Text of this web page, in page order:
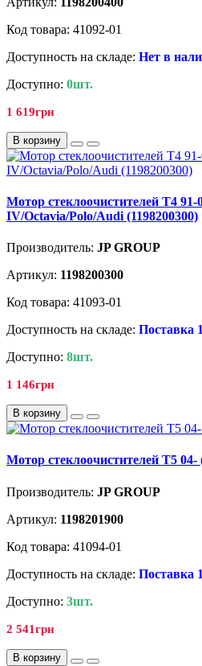
Код товара: 41092-01
Доступность на складе: Нет в
Доступно: 0шт.
1 619грн
В корзину
Мотор стеклоочистителей T4 91-
IV/Octavia/Polo/Audi (1198200300)
Производитель: JP GROUP
Артикул: 1198200300
Код товара: 41093-01
Доступность на складе: Поставка
Доступно: 8шт.
1 146грн
В корзину
Мотор стеклоочистителей T5 04-
Производитель: JP GROUP
Артикул: 1198201900
Код товара: 41094-01
Доступность на складе: Поставка
Доступно: 3шт.
2 541грн
В корзину